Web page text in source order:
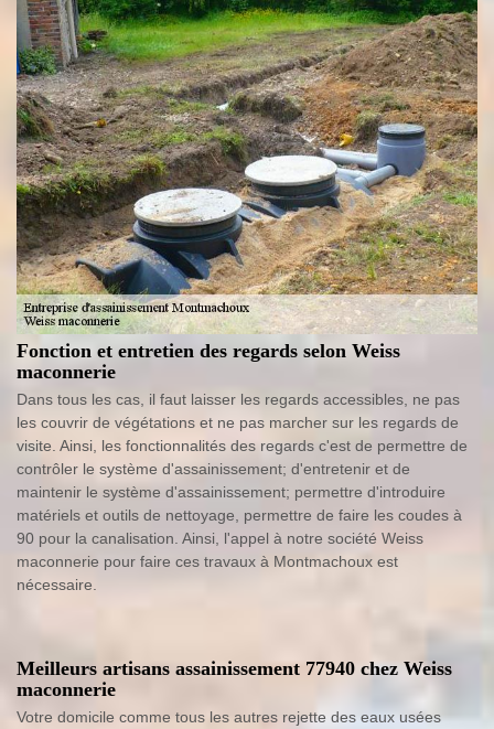
Fonction et entretien des regards selon Weiss
maconnerie
Dans tous les cas, il faut laisser les regards accessibles, ne pas
les couvrir de végétations et ne pas marcher sur les regards de
visite. Ainsi, les fonctionnalités des regards c'est de permettre de
contrôler le système d'assainissement; d'entretenir et de
maintenir le système d'assainissement; permettre d'introduire
matériels et outils de nettoyage, permettre de faire les coudes à
90 pour la canalisation. Ainsi, l'appel à notre société Weiss
maconnerie pour faire ces travaux à Montmachoux est
nécessaire.
Meilleurs artisans assainissement 77940 chez Weiss
maconnerie
Votre domicile comme tous les autres rejette des eaux usées